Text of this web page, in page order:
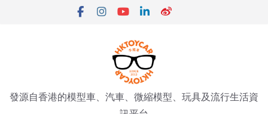
發源自香港的模型車、汽車、微縮模型、玩具及流行生活資